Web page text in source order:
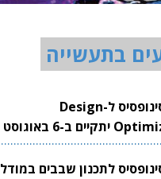
בתעשייה
וובינר סינופסיס ל-Design
Optimization יתקיים ב-6 באוגוסט
לתכנון שבבים במודל